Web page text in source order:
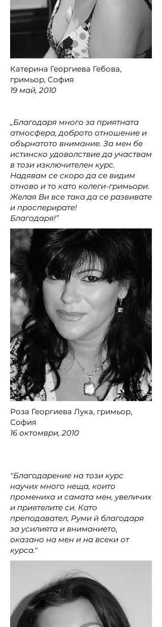
Катерина Георгиева Гебова,
гримьор, София
19 май, 2010
„Благодаря много за приятната
атмосфера, доброто отношение и
обърнатото внимание. За мен бе
истинско удоволствие да участвам
в този изключителен курс.
Надявам се скоро да се видим
отново и то като колеги-гримьори.
Желая Ви все така да се развивате
и просперирате!
Благодаря!”
Роза Георгиева Лука, гримьор,
София
16 октомври, 2010
"Благодарение на този курс
научих много неща, които
промениха и самата мен, увеличих
и приятелите си. Като
преподавател, Руми й благодаря
за усилията и вниманието,
оказано на мен и на всеки от
курса."